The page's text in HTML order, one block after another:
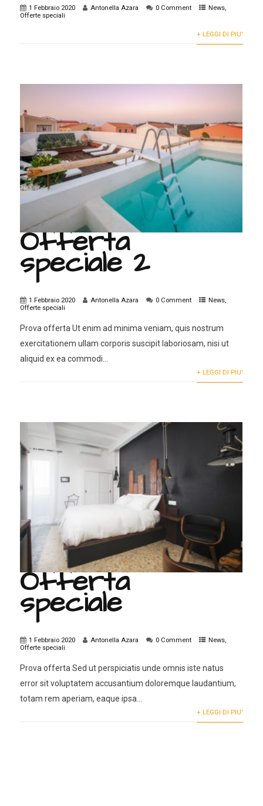
1 Febbraio 2020 Antonella Azara 0 Comment News,
Offerte speciali
+ LEGGI DI PIU'
Offerta
speciale 2
1 Febbraio 2020 Antonella Azara 0 Comment News,
Offerte speciali
Prova offerta Ut enim ad minima veniam, quis nostrum
exercitationem ullam corporis suscipit laboriosam, nisi ut
aliquid ex ea commodi...
+ LEGGI DI PIU'
Offerta
speciale
1 Febbraio 2020 Antonella Azara 0 Comment News,
Offerte speciali
Prova offerta Sed ut perspiciatis unde omnis iste natus
error sit voluptatem accusantium doloremque laudantium,
totam rem aperiam, eaque ipsa...
+ LEGGI DI PIU'